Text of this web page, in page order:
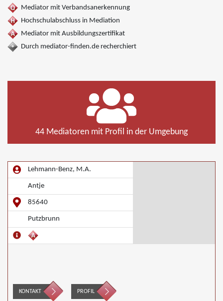
Mediator mit Verbandsanerkennung
Hochschulabschluss in Mediation
Mediator mit Ausbildungszertifikat
Durch mediator-finden.de recherchiert
44 Mediatoren mit Profil in der Umgebung
Lehmann-Benz, M.A.
Antje
85640
Putzbrunn
KONTAKT PROFIL